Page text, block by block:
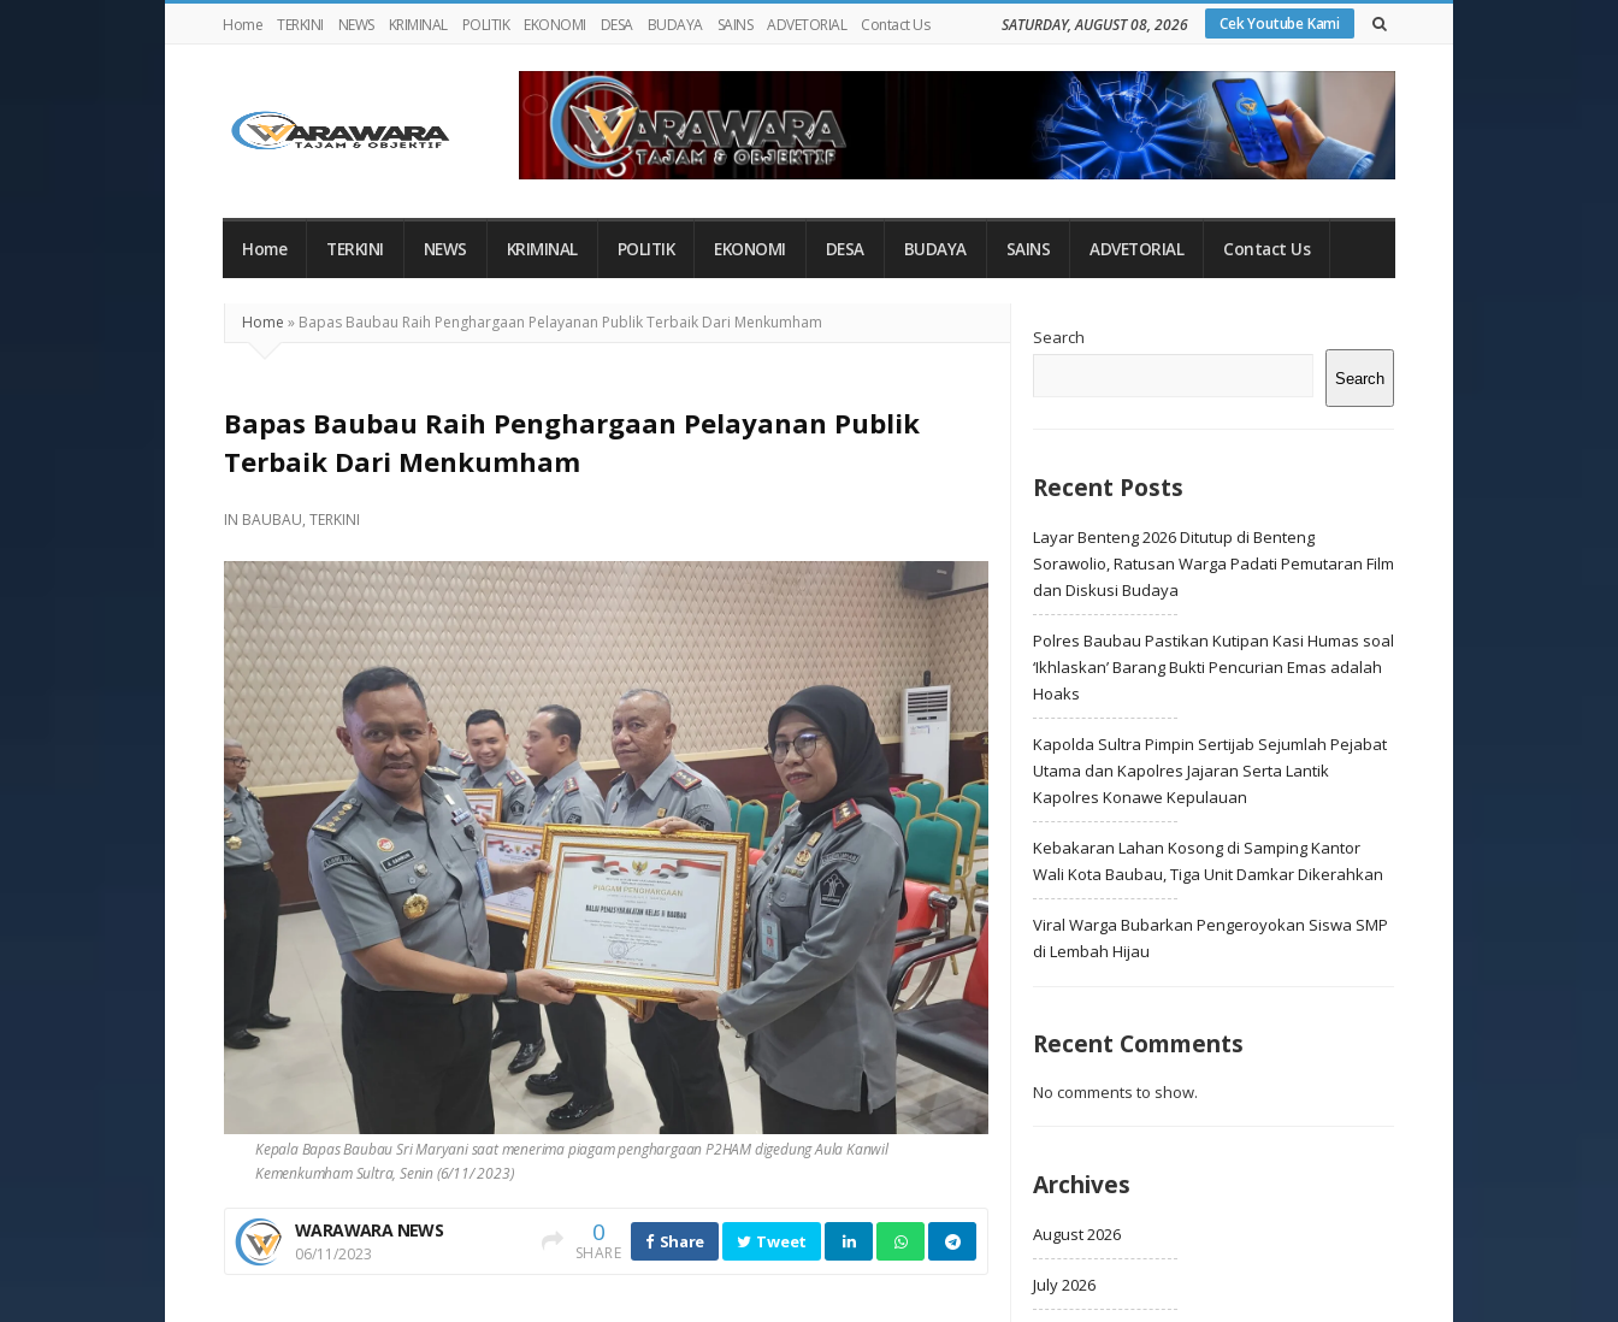
Home TERKINI NEWS KRIMINAL POLITIK EKONOMI DESA BUDAYA SAINS ADVETORIAL Contact Us Cek Youtube Kami
SATURDAY, AUGUST 08, 2026
Home TERKINI NEWS KRIMINAL POLITIK EKONOMI DESA BUDAYA SAINS ADVETORIAL Contact Us
Home » Bapas Baubau Raih Penghargaan Pelayanan Publik Terbaik Dari Menkumham
Bapas Baubau Raih Penghargaan Pelayanan Publik
Terbaik Dari Menkumham
IN BAUBAU, TERKINI
Kepala Bapas Baubau Sri Maryani saat menerima piagam penghargaan P2HAM digedung Aula Kanwil
Kemenkumham Sultra, Senin (6/11/ 2023)
WARAWARA NEWS
06/11/2023
0
SHARE
Share Tweet
Sidebar
Search
Search
Recent Posts
Layar Benteng 2026 Ditutup di Benteng
Sorawolio, Ratusan Warga Padati Pemutaran Film
dan Diskusi Budaya
Polres Baubau Pastikan Kutipan Kasi Humas soal
‘Ikhlaskan’ Barang Bukti Pencurian Emas adalah
Hoaks
Kapolda Sultra Pimpin Sertijab Sejumlah Pejabat
Utama dan Kapolres Jajaran Serta Lantik
Kapolres Konawe Kepulauan
Kebakaran Lahan Kosong di Samping Kantor
Wali Kota Baubau, Tiga Unit Damkar Dikerahkan
Viral Warga Bubarkan Pengeroyokan Siswa SMP
di Lembah Hijau
Recent Comments
No comments to show.
Archives
August 2026
July 2026